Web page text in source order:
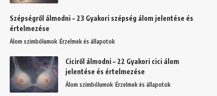
Szépségről álmodni – 23 Gyakori szépség álom jelentése és
értelmezése
Álom szimbólumok Érzelmek és állapotok
Ciciről álmodni – 22 Gyakori cici álom
jelentése és értelmezése
Álom szimbólumok Érzelmek és állapotok